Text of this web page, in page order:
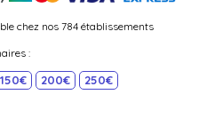
chez nos 784 établissements
:
150€ 200€ 250€